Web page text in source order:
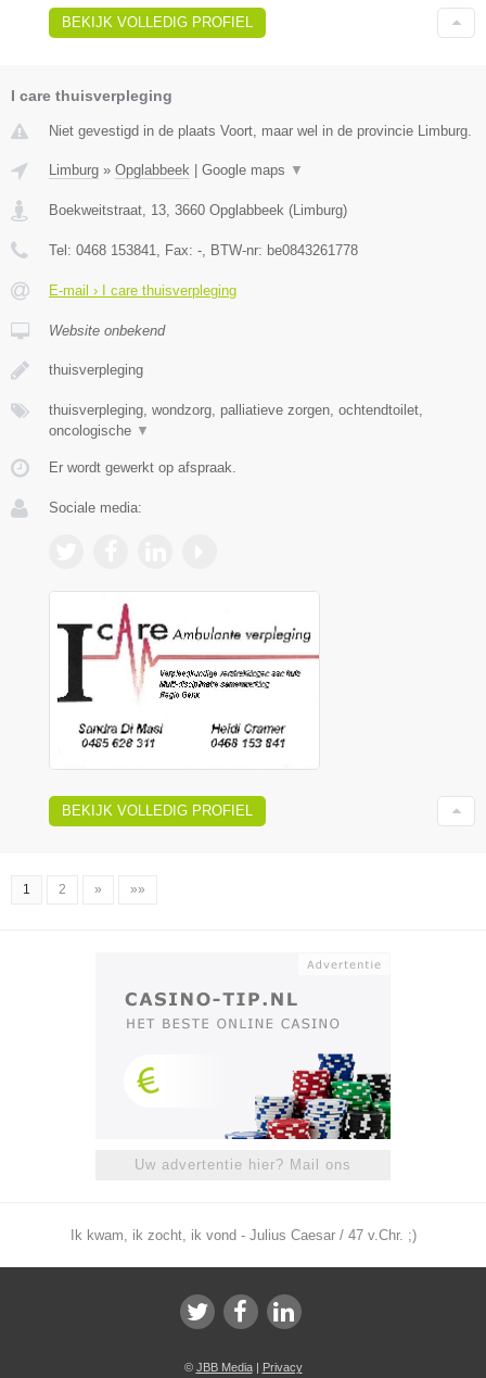
BEKIJK VOLLEDIG PROFIEL
I care thuisverpleging
Niet gevestigd in de plaats Voort, maar wel in de provincie Limburg.
Limburg » Opglabbeek | Google maps ▼
Boekweitstraat, 13 3660 Opglabbeek (Limburg)
Tel: 0468 153841 , Fax: - , BTW-nr: be0843261778
E-mail › I care thuisverpleging
Website onbekend
thuisverpleging
thuisverpleging, wondzorg, palliatieve zorgen, ochtendtoilet,
oncologische ▼
Er wordt gewerkt op afspraak.
Sociale media:
BEKIJK VOLLEDIG PROFIEL
1 2 » »»
Uw advertentie hier? Mail ons
Ik kwam, ik zocht, ik vond - Julius Caesar / 47 v.Chr. ;)
© JBB Media| Privacy